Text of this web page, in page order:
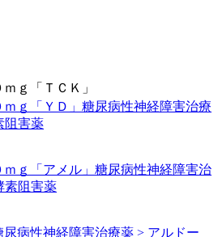
ｇ「ＴＣＫ」
ｇ「ＹＤ」 糖尿病性神経障害治療
阻害薬
ｇ「アメル」 糖尿病性神経障害治
素阻害薬
尿病性神経障害治療薬 > アルドー